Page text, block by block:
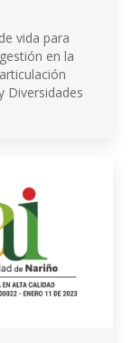
vida para
en la
Diversidades